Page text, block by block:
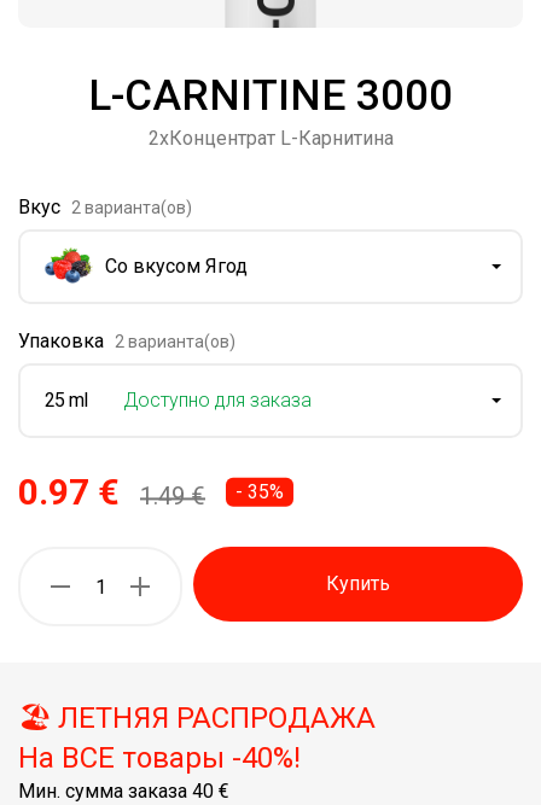
L-CARNITINE 3000
2xКонцентрат L-Карнитина
Вкус 2 варианта(ов)
Со вкусом Ягод
Упаковка 2 варианта(ов)
25 ml Доступно для заказа
0.97 € 1.49 € - 35%
Купить
🏖️ ЛЕТНЯЯ РАСПРОДАЖА
На ВСЕ товары -40%!
Мин. сумма заказа 40 €